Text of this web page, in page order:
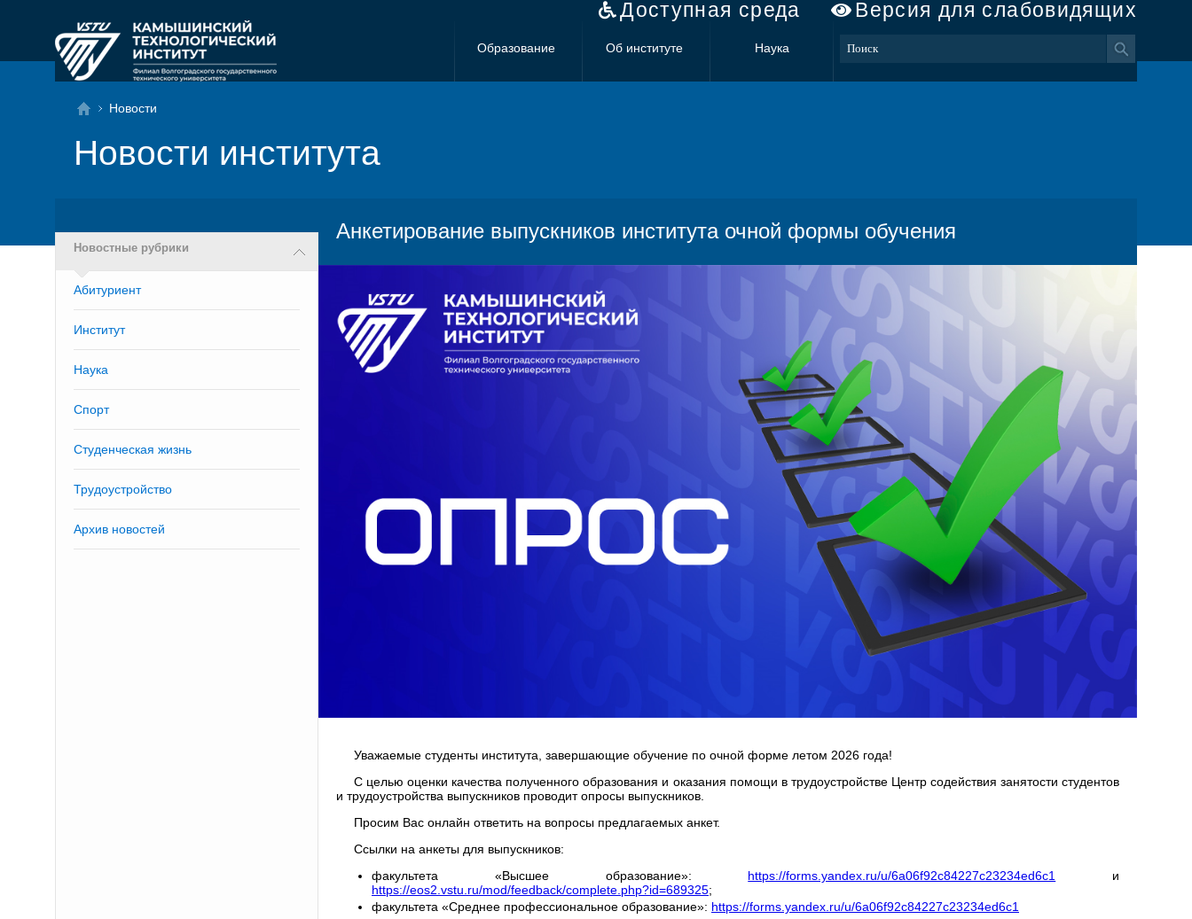
Доступная среда Версия для слабовидящих
Образование Об институте Наука
Новости
Новости института
Новостные рубрики
Абитуриент
Институт
Наука
Спорт
Студенческая жизнь
Трудоустройство
Архив новостей
Анкетирование выпускников института очной формы обучения
Уважаемые студенты института, завершающие обучение по очной форме летом 2026 года!
С целью оценки качества полученного образования и оказания помощи в трудоустройстве Центр содействия занятости студентов
и трудоустройства выпускников проводит опросы выпускников.
Просим Вас онлайн ответить на вопросы предлагаемых анкет.
Ссылки на анкеты для выпускников:
факультета «Высшее образование»: https://forms.yandex.ru/u/6a06f92c84227c23234ed6c1
и
https://eos2.vstu.ru/mod/feedback/complete.php?id=689325;
факультета «Среднее профессиональное образование»: https://forms.yandex.ru/u/6a06f92c84227c23234ed6c1